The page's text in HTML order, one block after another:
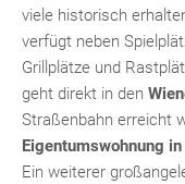
viele historisch
verfügt neben
Grillplätze und
geht direkt in den
Straßenbahn erreicht
Eigentumswohnung
Ein weiterer